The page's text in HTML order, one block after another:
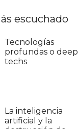
escuchado
Tecnologías
profundas o deep
techs
La inteligencia
artificial y la